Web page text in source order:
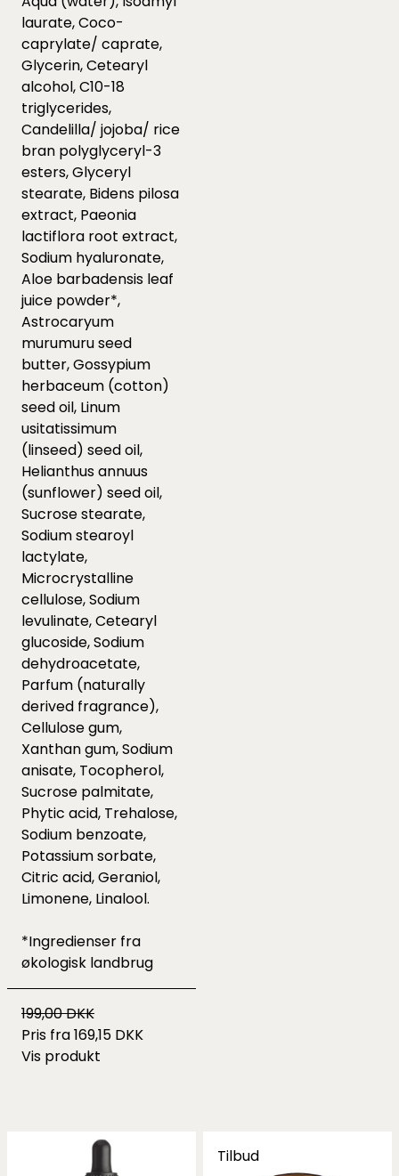
laurate, Coco-
caprylate/ caprate,
Glycerin, Cetearyl
alcohol, C10-18
triglycerides,
Candelilla/ jojoba/ rice
bran polyglyceryl-3
esters, Glyceryl
stearate, Bidens pilosa
extract, Paeonia
lactiflora root extract,
Sodium hyaluronate,
Aloe barbadensis leaf
juice powder*,
Astrocaryum
murumuru seed
butter, Gossypium
herbaceum (cotton)
seed oil, Linum
usitatissimum
(linseed) seed oil,
Helianthus annuus
(sunflower) seed oil,
Sucrose stearate,
Sodium stearoyl
lactylate,
Microcrystalline
cellulose, Sodium
levulinate, Cetearyl
glucoside, Sodium
dehydroacetate,
Parfum (naturally
derived fragrance),
Cellulose gum,
Xanthan gum, Sodium
anisate, Tocopherol,
Sucrose palmitate,
Phytic acid, Trehalose,
Sodium benzoate,
Potassium sorbate,
Citric acid, Geraniol,
Limonene, Linalool.
*Ingredienser fra
økologisk landbrug
199,00 DKK
Pris fra169,15 DKK
Vis produkt
Tilbud